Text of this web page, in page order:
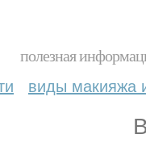
полезная
виды макияжа